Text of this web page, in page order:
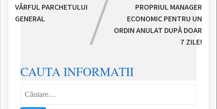
VÂRFUL PARCHETULUI
GENERAL
PROPRIUL MANAGER
ECONOMIC PENTRU UN
ORDIN ANULAT DUPĂ DOAR
7 ZILE!
CAUTA INFORMATII